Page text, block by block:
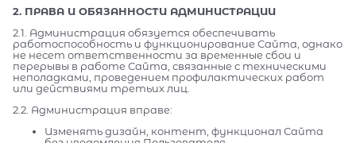
2. ПРАВА И ОБЯЗАННОСТИ АДМИНИСТРАЦИИ
2.1. Администрация обязуется обеспечивать
работоспособность и функционирование Сайта, однако
не несет ответственности за временные сбои и
перерывы в работе Сайта, связанные с техническими
неполадками, проведением профилактических работ
или действиями третьих лиц.
2.2. Администрация вправе:
Изменять дизайн, контент, функционал Сайта